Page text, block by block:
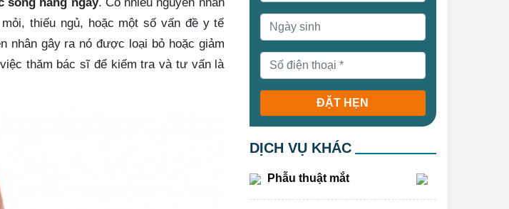
thiếu ngủ, hoặc một số vấn đề y tế
nhân gây ra nó được loại bỏ hoặc giảm
thăm bác sĩ để kiểm tra và tư vấn là
ĐẶT HẸN
DỊCH VỤ KHÁC
Phẫu thuật mắt